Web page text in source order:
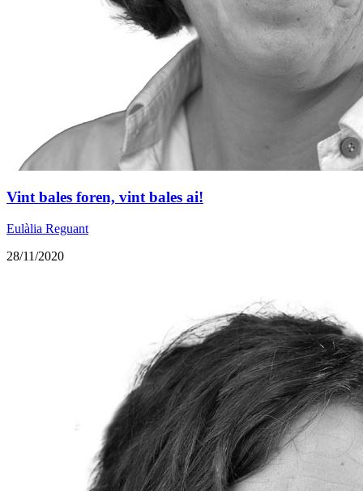
Vint bales foren, vint bales ai!
Eulàlia Reguant
28/11/2020